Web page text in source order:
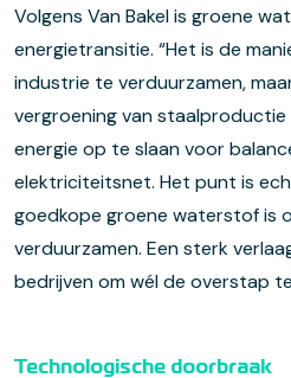
Volgens Van Bakel is groene
energietransitie. “Het is de
industrie te verduurzamen,
vergroening van
energie op te slaan voor
elektriciteitsnet. Het punt is
goedkope groene waterstof is
verduurzamen. Een sterk
bedrijven om wél de overstap
Technologische doorbraak